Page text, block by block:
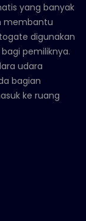
yang banyak
membantu
digunakan
pemiliknya.
udara
bagian
ke ruang